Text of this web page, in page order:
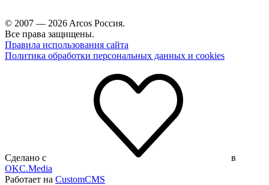
© 2007 — 2026 Arcos Россия.
Все права защищены.
Правила использования сайта
Политика обработки персональных данных и cookies
Сделано с
в
OKC.Media
Работает на CustomCMS